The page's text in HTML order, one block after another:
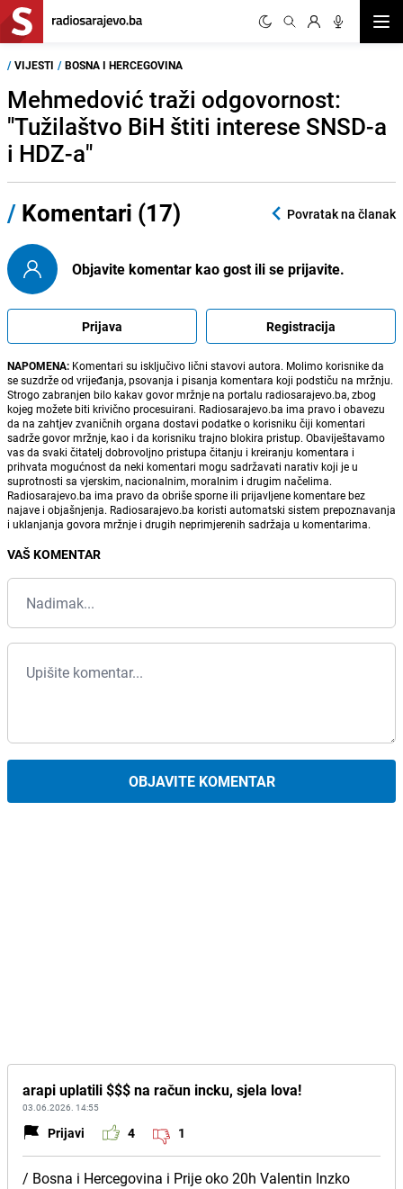
/ VIJESTI / BOSNA I HERCEGOVINA
Mehmedović traži odgovornost:
"Tužilaštvo BiH štiti interese SNSD-a
i HDZ-a"
/ Komentari (17) Povratak na članak
Objavite komentar kao gost ili se prijavite.
Prijava Registracija
NAPOMENA: Komentari su isključivo lični stavovi autora. Molimo korisnike da
se suzdrže od vrijeđanja, psovanja i pisanja komentara koji podstiču na mržnju.
Strogo zabranjen bilo kakav govor mržnje na portalu radiosarajevo.ba, zbog
kojeg možete biti krivično procesuirani. Radiosarajevo.ba ima pravo i obavezu
da na zahtjev zvaničnih organa dostavi podatke o korisniku čiji komentari
sadrže govor mržnje, kao i da korisniku trajno blokira pristup. Obaviještavamo
vas da svaki čitatelj dobrovoljno pristupa čitanju i kreiranju komentara i
prihvata mogućnost da neki komentari mogu sadržavati narativ koji je u
suprotnosti sa vjerskim, nacionalnim, moralnim i drugim načelima.
Radiosarajevo.ba ima pravo da obriše sporne ili prijavljene komentare bez
najave i objašnjenja. Radiosarajevo.ba koristi automatski sistem prepoznavanja
i uklanjanja govora mržnje i drugih neprimjerenih sadržaja u komentarima.
VAŠ KOMENTAR
OBJAVITE KOMENTAR
arapi uplatili $$$ na račun incku, sjela lova!
03.06.2026. 14:55
Prijavi 4 1
/ Bosna i Hercegovina i Prije oko 20h Valentin Inzko